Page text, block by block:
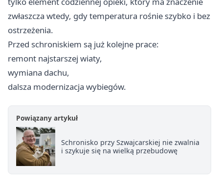
zwłaszcza wtedy, gdy temperatura rośnie szybko i bez
ostrzeżenia.
Przed schroniskiem są już kolejne prace:
remont najstarszej wiaty,
wymiana dachu,
dalsza modernizacja wybiegów.
Powiązany artykuł
Schronisko przy Szwajcarskiej nie zwalnia
i szykuje się na wielką przebudowę